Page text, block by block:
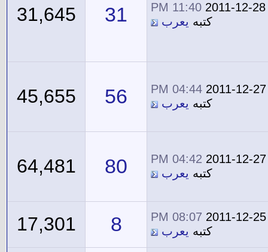
2011-12-28
11:40 PM
كتبه يعرب 31
31,645
2011-12-27
04:44 PM
كتبه يعرب 56
45,655
2011-12-27
04:42 PM
كتبه يعرب 80
64,481
2011-12-25
08:07 PM
كتبه يعرب 8
17,301